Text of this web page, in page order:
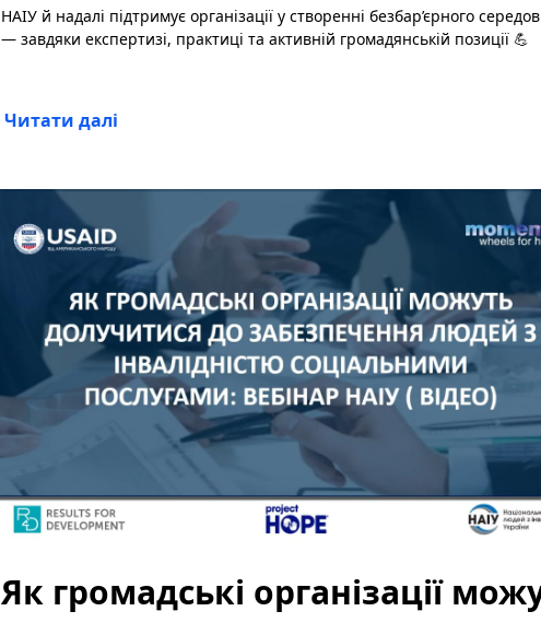
НАІУ й надалі підтримує організації у створенні безбар’єрного
— завдяки експертизі, практиці та активній громадянській позиції 💪
Читати далі
Як громадські організації